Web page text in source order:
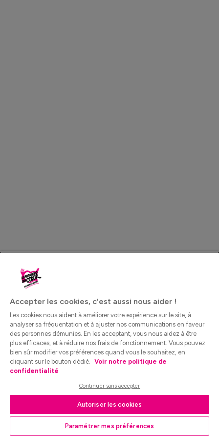
Accepter les cookies, c'est aussi nous aider !
Les cookies nous aident à améliorer votre expérience sur le site, à
analyser sa fréquentation et à ajuster nos communications en faveur
des personnes démunies. En les acceptant, vous nous aidez à être
plus efficaces, et à réduire nos frais de fonctionnement. Vous pouvez
bien sûr modifier vos préférences quand vous le souhaitez, en
cliquant sur le bouton dédié. Voir notre politique de
confidentialité
Continuer sans accepter
Autoriser les cookies
Paramétrer mes préférences